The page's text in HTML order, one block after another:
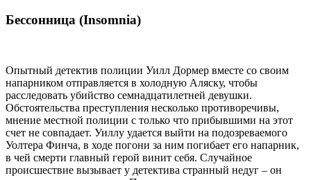
Бессонница (Insomnia)
Опытный детектив полиции Уилл Дормер вместе со своим
напарником отправляется в холодную Аляску, чтобы
расследовать убийство семнадцатилетней девушки.
Обстоятельства преступления несколько противоречивы,
мнение местной полиции с только что прибывшими на этот
счет не совпадает. Уиллу удается выйти на подозреваемого
Уолтера Финча, в ходе погони за ним погибает его напарник,
в чей смерти главный герой винит себя. Случайное
происшествие вызывает у детектива странный недуг – он